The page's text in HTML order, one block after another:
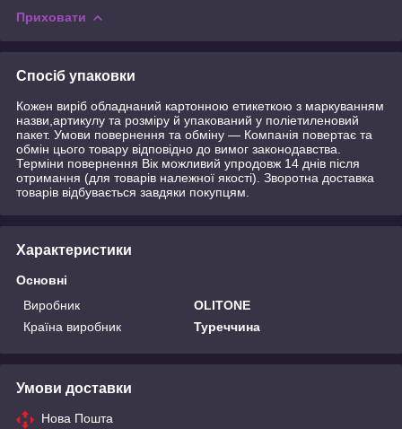
Приховати
Спосіб упаковки
Кожен виріб обладнаний картонною етикеткою з маркуванням
назви,артикулу та розміру й упакований у поліетиленовий
пакет. Умови повернення та обміну — Компанія повертає та
обмін цього товару відповідно до вимог законодавства.
Терміни повернення Вік можливий упродовж 14 днів після
отримання (для товарів належної якості). Зворотна доставка
товарів відбувається завдяки покупцям.
Характеристики
Основні
Виробник
OLITONE
Країна виробник
Туреччина
Умови доставки
Нова Пошта